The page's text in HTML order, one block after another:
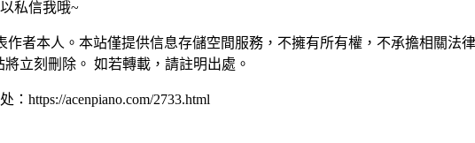
私信我哦~
者本人。本站僅提供信息存儲空間服務，不擁有所有權，不承擔相關法
將立刻刪除。 如若轉載，請註明出處。
https://acenpiano.com/2733.html